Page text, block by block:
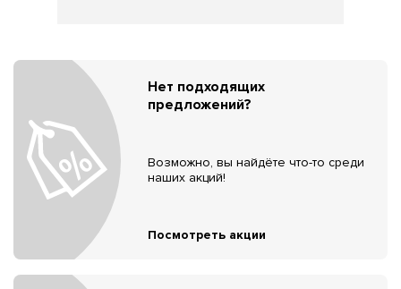
Нет подходящих
предложений?
Возможно, вы найдёте что-то среди
наших акций!
Посмотреть акции